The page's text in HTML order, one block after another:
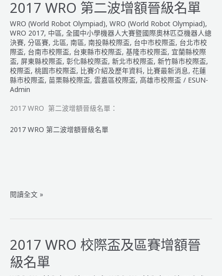
2017 WRO 第二波增額晉級名單
WRO (World Robot Olympiad), WRO (World Robot Olympiad),
WRO 2017, 中區, 全國中小學機器人大賽暨國際奧林匹亞機器人總
決賽, 分區賽, 北區, 南區, 南投縣校際盃, 台中市校際盃, 台北市校
際盃, 台南市校際盃, 台東縣市校際盃, 基隆市校際盃, 宜蘭縣校際
盃, 屏東縣校際盃, 彰化縣校際盃, 新北市校際盃, 新竹縣市校際盃,
校際盃, 桃園市校際盃, 比賽介紹及歷年資料, 比賽最新消息, 花蓮
縣市校際盃, 苗栗縣校際盃, 雲嘉區校際盃, 高雄市校際盃 / ESUN-
Admin
2017 WRO 第二波增額晉級名單：
2017 WRO 第二波增額晉級名單
2017
第
波
增
額
閱讀全文 »
2017 WRO 校際盃及區賽增額晉
級名單